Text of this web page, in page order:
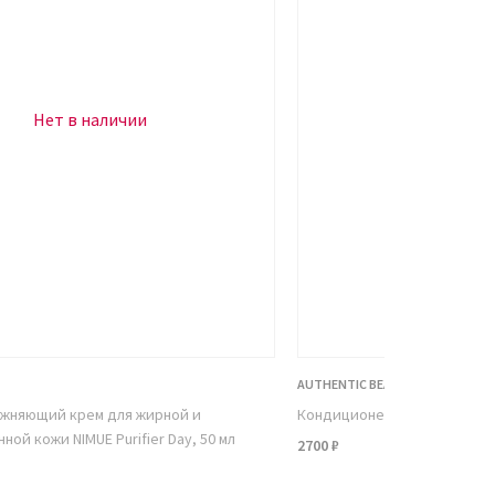
Нет в наличии
крем для жирной и
кожи NIMUE Purifier Day, 50 мл
AUTHENTIC BEAUTY CONCEPT
Кондиционер для объема
2700 ₽